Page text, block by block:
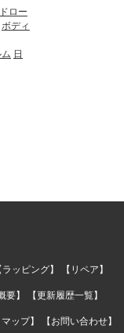
ロー
ボディ
日
ラッピング】 【リペア】
要】 【更新履歴一覧】
ップ】
【お問い合わせ】